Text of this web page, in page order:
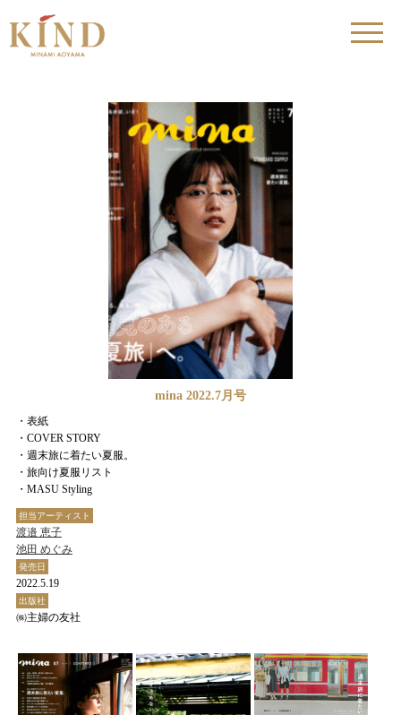
mina 2022.7月号
・表紙
・COVER STORY
・週末旅に着たい夏服。
・旅向け夏服リスト
・MASU Styling
担当アーティスト
渡邉 恵子
池田 めぐみ
発売日
2022.5.19
出版社
㈱主婦の友社